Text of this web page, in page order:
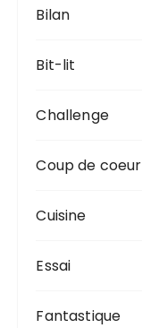
Bilan
Bit-lit
Challenge
Coup de coeur
Cuisine
Essai
Fantastique